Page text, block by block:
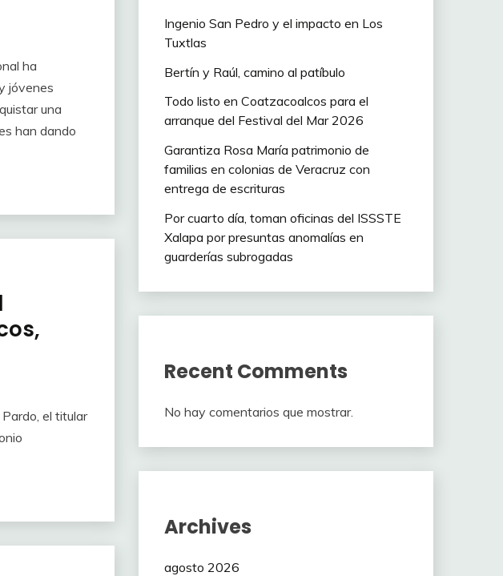
ha
jóvenes
una
han dando
el titular
Ingenio San Pedro y el impacto en Los
Tuxtlas
Bertín y Raúl, camino al patíbulo
Todo listo en Coatzacoalcos para el
arranque del Festival del Mar 2026
Garantiza Rosa María patrimonio de
familias en colonias de Veracruz con
entrega de escrituras
Por cuarto día, toman oficinas del ISSSTE
Xalapa por presuntas anomalías en
guarderías subrogadas
Recent Comments
No hay comentarios que mostrar.
Archives
agosto 2026